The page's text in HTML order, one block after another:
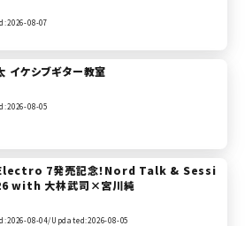
08-07
イケシブギター教室
08-05
7発売記念！Nord Talk & Sessi
with 大林武司×宮川純
08-04/Updated:2026-08-05